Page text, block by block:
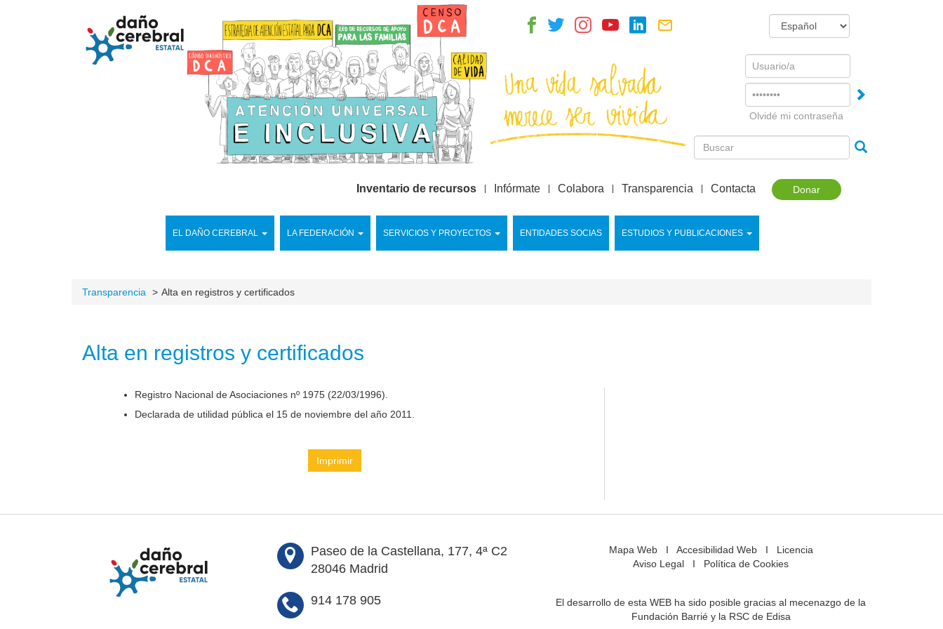
Username
Olvidé mi contraseña
Donar
EL DAÑO CEREBRAL LA FEDERACIÓN SERVICIOS Y PROYECTOS ENTIDADES SOCIAS ESTUDIOS Y PUBLICACIONES
Inventario de recursos Infórmate Colabora Transparencia Contacta
Transparencia Alta en registros y certificados
Alta en registros y certificados
Registro Nacional de Asociaciones nº 1975 (22/03/1996).
Declarada de utilidad pública el 15 de noviembre del año 2011.
Imprimir
Paseo de la Castellana, 177, 4ª C2
28046 Madrid
914 178 905
Mapa WebI Accesibilidad WebI Licencia
Aviso Legal I Política de Cookies
El desarrollo de esta WEB ha sido posible gracias al mecenazgo de la
Fundación Barrié y la RSC de Edisa